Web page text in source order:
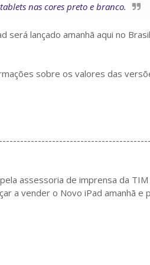
nas cores preto e branco.
será lançado amanhã aqui no
sobre os valores das
assessoria de imprensa da
a vender o Novo iPad amanhã